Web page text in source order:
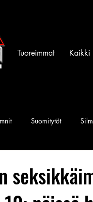
Tuoreimmat Kaikki
Suomitytöt
Jan I. Somela e-